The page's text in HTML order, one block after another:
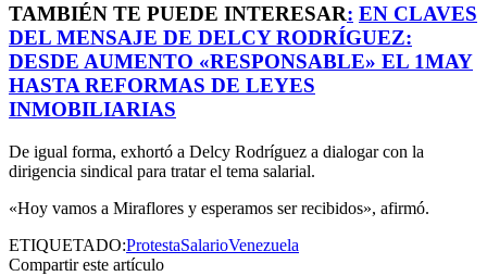
TAMBIÉN TE PUEDE INTERESAR: EN CLAVES
DEL MENSAJE DE DELCY RODRÍGUEZ:
DESDE AUMENTO «RESPONSABLE» EL 1MAY
HASTA REFORMAS DE LEYES
INMOBILIARIAS
De igual forma, exhortó a Delcy Rodríguez a dialogar con la
dirigencia sindical para tratar el tema salarial.
«Hoy vamos a Miraflores y esperamos ser recibidos», afirmó.
ETIQUETADO:ProtestaSalarioVenezuela
Compartir este artículo